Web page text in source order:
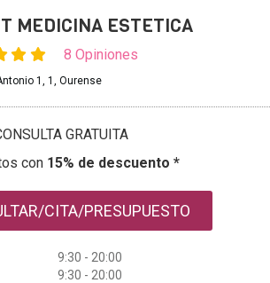
MEDICINA ESTETICA
8 Opiniones
1, 1, Ourense
GRATUITA
con 15% de descuento *
CITA/PRESUPUESTO
9:30 - 20:00
9:30 - 20:00